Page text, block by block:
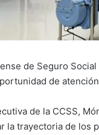
de Seguro
de
de la CCSS,
la trayectoria de los